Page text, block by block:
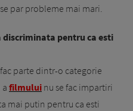
par probleme mai mari.
discriminata pentru ca esti
parte dintr-o categorie
filmului nu se fac impartiri
mai putin pentru ca esti